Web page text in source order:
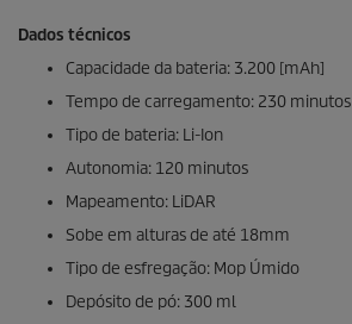
Dados técnicos
Capacidade da bateria: 3.200 [mAh]
Tempo de carregamento: 230 minutos
Tipo de bateria: Li-Ion
Autonomia: 120 minutos
Mapeamento: LiDAR
Sobe em alturas de até 18mm
Tipo de esfregação: Mop Úmido
Depósito de pó: 300 ml